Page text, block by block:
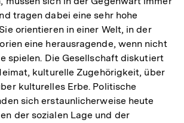
tragen dabei eine sehr hohe
orientieren in einer Welt, in der
eine herausragende, wenn nicht
spielen. Die Gesellschaft diskutiert
kulturelle Zugehörigkeit, über
kulturelles Erbe. Politische
sich erstaunlicherweise heute
der sozialen Lage und der